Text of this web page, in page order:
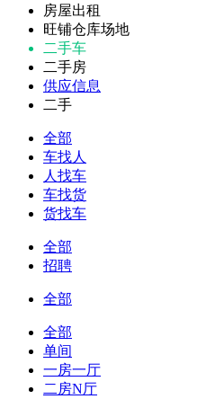
房屋出租
旺铺仓库场地
二手车
二手房
供应信息
二手
全部
车找人
人找车
车找货
货找车
全部
招聘
全部
全部
单间
一房一厅
二房N厅